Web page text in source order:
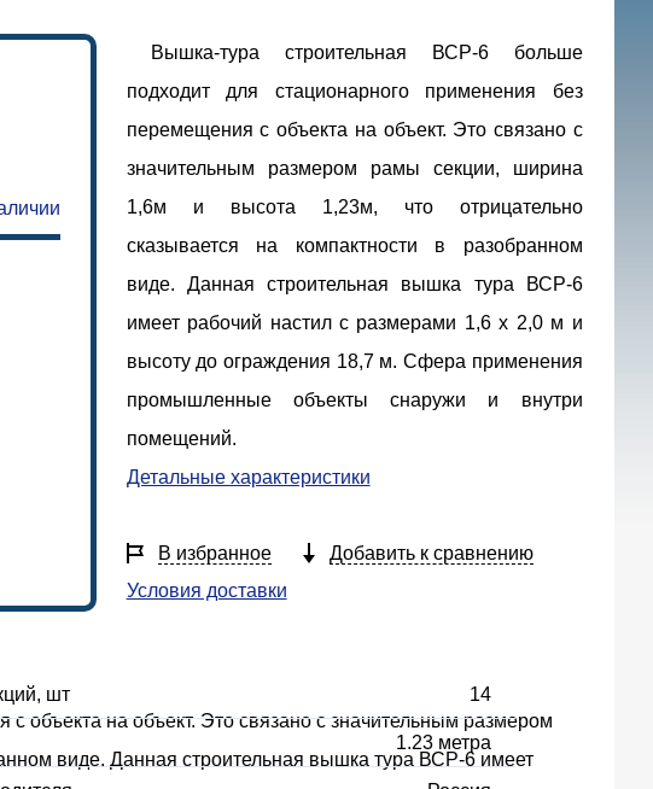
Вышка-тура строительная ВСР-6 больше
подходит для стационарного применения без
перемещения с объекта на объект. Это связано с
значительным размером рамы секции, ширина
1,6м и высота 1,23м, что отрицательно
сказывается на компактности в разобранном
виде. Данная cтроительная вышка тура ВСР-6
имеет рабочий настил с размерами 1,6 х 2,0 м и
высоту до ограждения 18,7 м. Сфера применения
промышленные объекты снаружи и внутри
помещений.
Детальные характеристики
В избранное
Добавить к сравнению
Условия доставки
шт 14
1.23 метра
объекта на объект. Это связано с значительным размером
виде. Данная cтроительная вышка тура ВСР-6 имеет